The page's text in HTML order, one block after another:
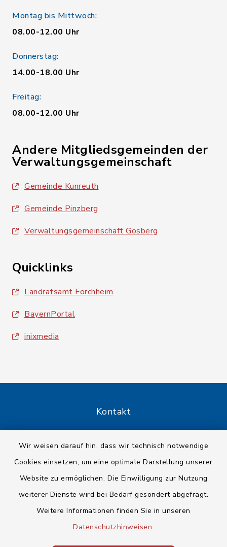
Wir weisen darauf hin, dass wir technisch notwendige
Cookies einsetzen, um eine optimale Darstellung unserer
Website zu ermöglichen. Die Einwilligung zur Nutzung
weiterer Dienste wird bei Bedarf gesondert abgefragt.
Weitere Informationen finden Sie in unseren
Datenschutzhinweisen.
Montag bis Mittwoch:
08.00-12.00 Uhr
Donnerstag:
14.00-18.00 Uhr
Freitag:
08.00-12.00 Uhr
Andere Mitgliedsgemeinden der
Verwaltungsgemeinschaft
Gemeinde Kunreuth
Gemeinde Pinzberg
Verwaltungsgemeinschaft Gosberg
Quicklinks
Landratsamt Forchheim
BayernPortal
inixmedia
Kontakt
Datenschutz
Impressum
Sitemap
Cookie-Einstellungen